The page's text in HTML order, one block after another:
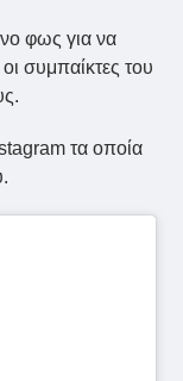
φως για να
συμπαίκτες του
τα οποία